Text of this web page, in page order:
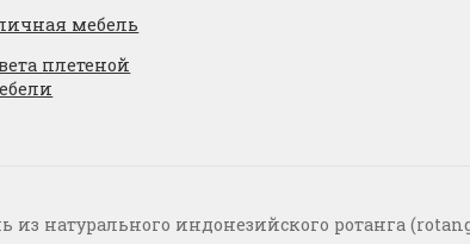
мебель
плетеной
из натурального индонезийского ротанга